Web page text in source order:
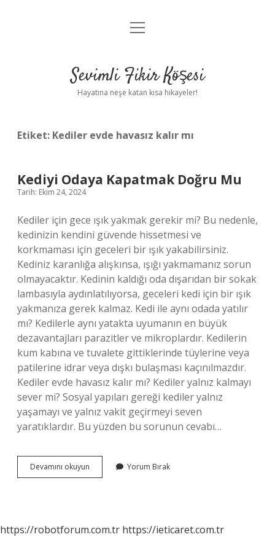
Anasayfa
Yasal Uyarı
menüyü
Sevimli Fikir Köşesi
Hayatına neşe katan kısa hikayeler!
Etiket: Kediler evde havasız kalır mı
Kediyi Odaya Kapatmak Doğru Mu
Tarih: Ekim 24, 2024
Kediler için gece ışık yakmak gerekir mi? Bu nedenle,
kedinizin kendini güvende hissetmesi ve
korkmaması için geceleri bir ışık yakabilirsiniz.
Kediniz karanlığa alışkınsa, ışığı yakmamanız sorun
olmayacaktır. Kedinin kaldığı oda dışarıdan bir sokak
lambasıyla aydınlatılıyorsa, geceleri kedi için bir ışık
yakmanıza gerek kalmaz. Kedi ile aynı odada yatılır
mı? Kedilerle aynı yatakta uyumanın en büyük
dezavantajları parazitler ve mikroplardır. Kedilerin
kum kabına ve tuvalete gittiklerinde tüylerine veya
patilerine idrar veya dışkı bulaşması kaçınılmazdır.
Kediler evde havasız kalır mı? Kediler yalnız kalmayı
sever mi? Sosyal yapıları gereği kediler yalnız
yaşamayı ve yalnız vakit geçirmeyi seven
yaratıklardır. Bu yüzden bu sorunun cevabı…
Devamını okuyun
Odaya
Yorum Bırak
https://robotforum.com.tr https://ieticaret.com.tr